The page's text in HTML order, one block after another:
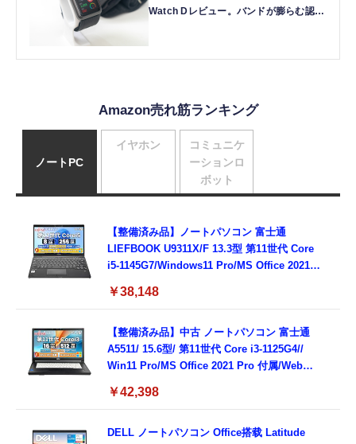
Watch Dレビュー。バンドが膨らむ認可
Amazon売れ筋ランキング
ノートPC
【整備済み品】ノートパソコン 富士通
LIEFBOOK U9311X/F 13.3型 第11世代 Core
i5-1145G7/Windows11 Pro/MS Office 2021搭
Type-C/360度回転対応/有線静音マウス付
8GB,SSD256GB)
￥38,148
【整備済み品】中古 ノートパソコン 富士通
A5511/ 15.6型/ 第11世代 Core i3-1125G4//
Win11 Pro/MS Office 2021 Pro 付属/Webカ
3.0)/ 有線静音マウス付属/ 180日保証（メモリ
￥42,398
DELL ノートパソコン Office搭载 Latitude
イヤホン
コミュニケ
ーションロ
ボット